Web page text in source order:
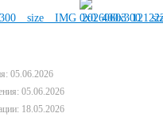
05.06.2026
05.06.2026
18.05.2026